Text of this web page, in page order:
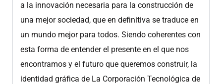
a la innovación necesaria para la construcción de
una mejor sociedad, que en definitiva se traduce en
un mundo mejor para todos. Siendo coherentes con
esta forma de entender el presente en el que nos
encontramos y el futuro que queremos construir, la
identidad gráfica de La Corporación Tecnológica de